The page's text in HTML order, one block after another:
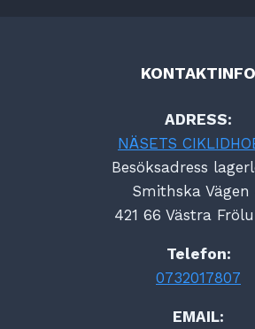
KONTAKTINFO
ADRESS:
NÄSETS
Besöksadress
Smithska Vägen
421 66 Västra
Telefon:
0732017807
EMAIL: